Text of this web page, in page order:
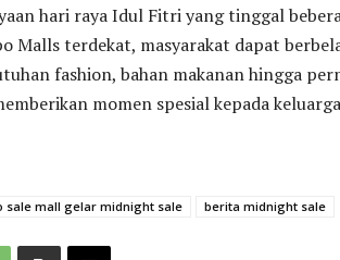
hari raya Idul Fitri yang tinggal
Malls terdekat, masyarakat dapat
fashion, bahan makanan hingga
momen spesial kepada
sale mall gelar midnight sale berita midnight sale